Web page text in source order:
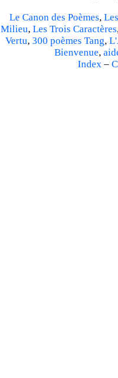
Le Canon des Poèmes,
Milieu, Les Trois Caractères
Vertu, 300 poèmes Tang,
Bienvenue,
Index–